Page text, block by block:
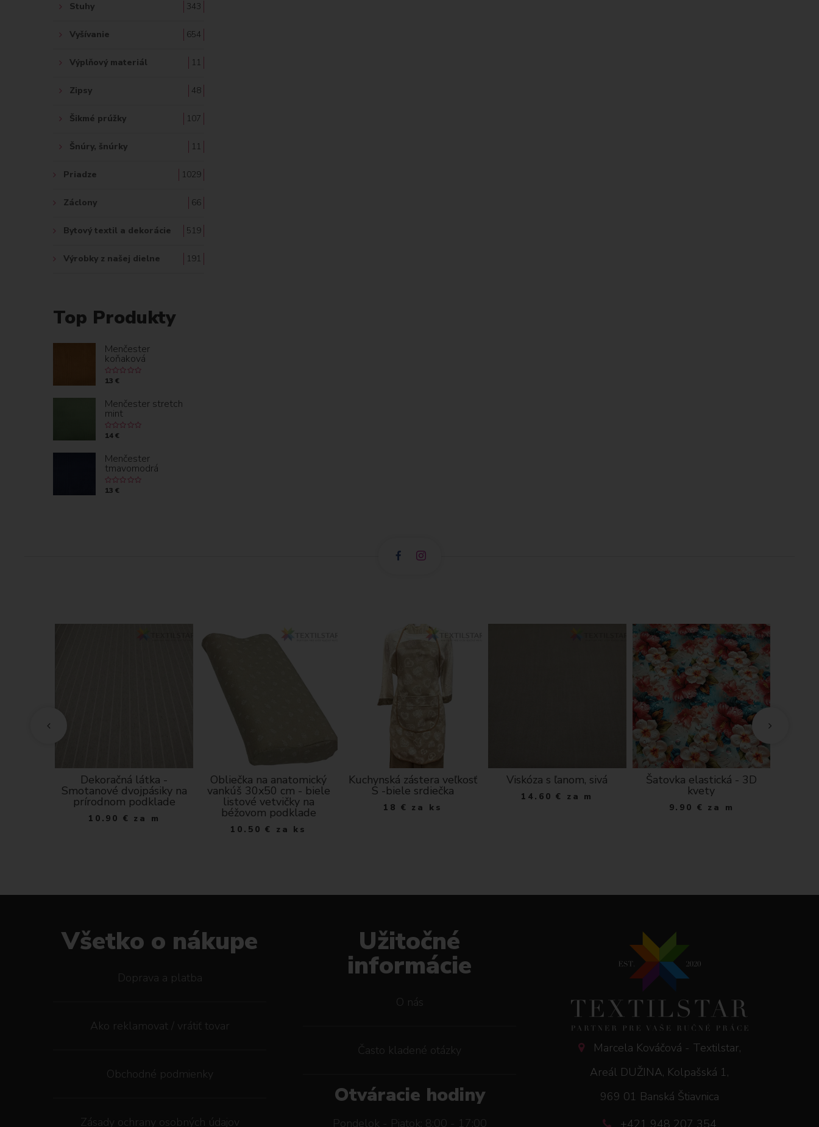
Stuhy 343
Vyšívanie 654
Výplňový materiál 11
Zipsy 48
Šikmé prúžky 107
Šnúry, šnúrky 11
Priadze 1029
Záclony 66
Bytový textil a dekorácie 519
Výrobky z našej dielne 191
Top Produkty
Menčester
koňaková
13 €
Menčester stretch
mint
14 €
Menčester
tmavomodrá
13 €
Dekoračná látka -
Smotanové dvojpásiky na
prírodnom podklade
10.90 € za m
Obliečka na anatomický
vankúš 30x50 cm - biele
listové vetvičky na
béžovom podklade
10.50 € za ks
Kuchynská zástera veľkosť
S -biele srdiečka
18 € za ks
Viskóza s ľanom, sivá
14.60 € za m
Šatovka elastická - 3D
kvety
9.90 € za m
Marcela Kováčová - Textilstar,
Areál DUŽINA, Kolpašská 1,
969 01 Banská Štiavnica
+421 948 207 354
Všetko o nákupe
Doprava a platba
Ako reklamovat / vrátiť tovar
Obchodné podmienky
Zásady ochrany osobných údajov
Užitočné
informácie
O nás
Často kladené otázky
Otváracie hodiny
Pondelok - Piatok: 8:00 - 17:00